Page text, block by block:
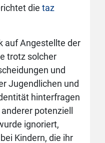
die taz
auf Angestellte der
trotz solcher
und
Jugendlichen und
hinterfragen
potenziell
ignoriert,
Kindern, die ihr